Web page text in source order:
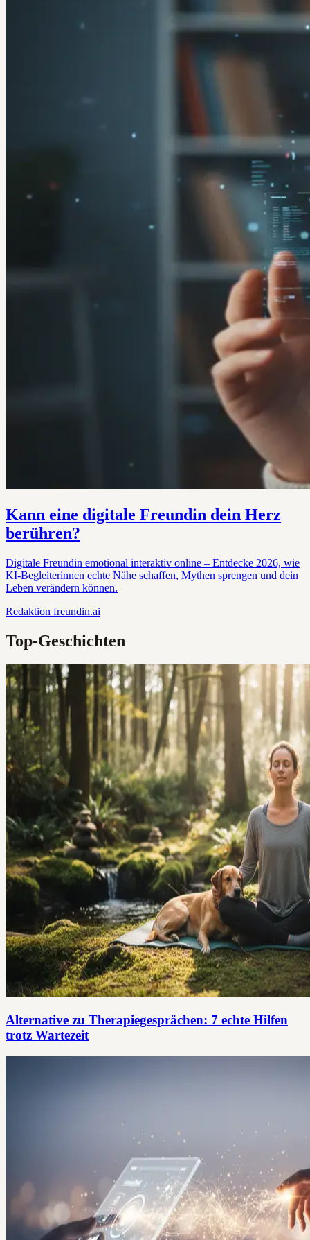
Kann eine digitale Freundin dein Herz
berühren?
Digitale Freundin emotional interaktiv online – Entdecke 2026, wie
KI-Begleiterinnen echte Nähe schaffen, Mythen sprengen und dein
Leben verändern können.
Redaktion freundin.ai
Top-Geschichten
Alternative zu Therapiegesprächen: 7 echte Hilfen
trotz Wartezeit